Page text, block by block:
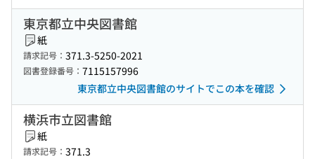
東京都立中央図書館
紙
請求記号： 371.3-5250-2021
図書登録番号： 7115157996
東京都立中央図書館のサイトでこの本を確認
横浜市立図書館
紙
請求記号： 371.3